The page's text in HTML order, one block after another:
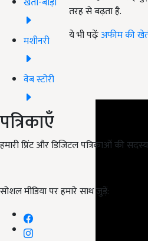
मशीनरी
वेब स्टोरी
पत्रिकाएँ
हमारी प्रिंट और डिजिटल पत्रिकाओं की
सोशल मीडिया पर हमारे साथ जुड़ें:
तरह से बढ़ता है.
ये भी पढ़ेंःअफीम की